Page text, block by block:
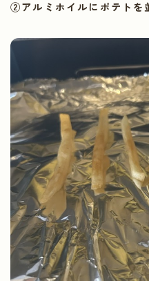
②アルミホイルにポテトを